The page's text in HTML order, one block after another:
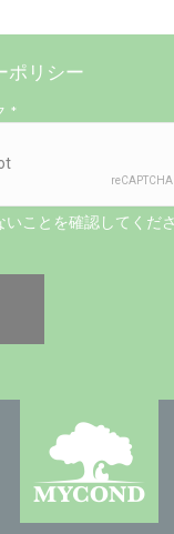
ポリシー
*
ことを確認してくださ